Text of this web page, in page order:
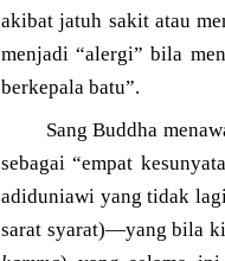
akibat jatuh sakit atau
menjadi “alergi” bila
berkepala batu”.
Sang Buddha
sebagai “empat
adiduniawi yang tidak
sarat syarat)—yang bila